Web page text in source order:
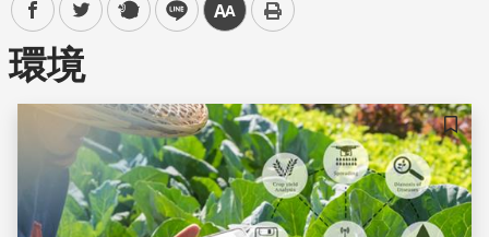
facebooktwitter plurk line 中
環境
儲存